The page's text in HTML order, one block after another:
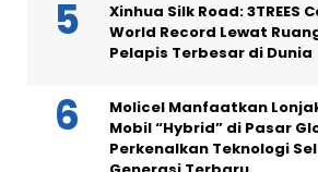
Xinhua Silk Road: 3TREES
World Record Lewat
Pelapis Terbesar di Dunia
Molicel Manfaatkan
Mobil “Hybrid” di Pasar
Perkenalkan Teknologi